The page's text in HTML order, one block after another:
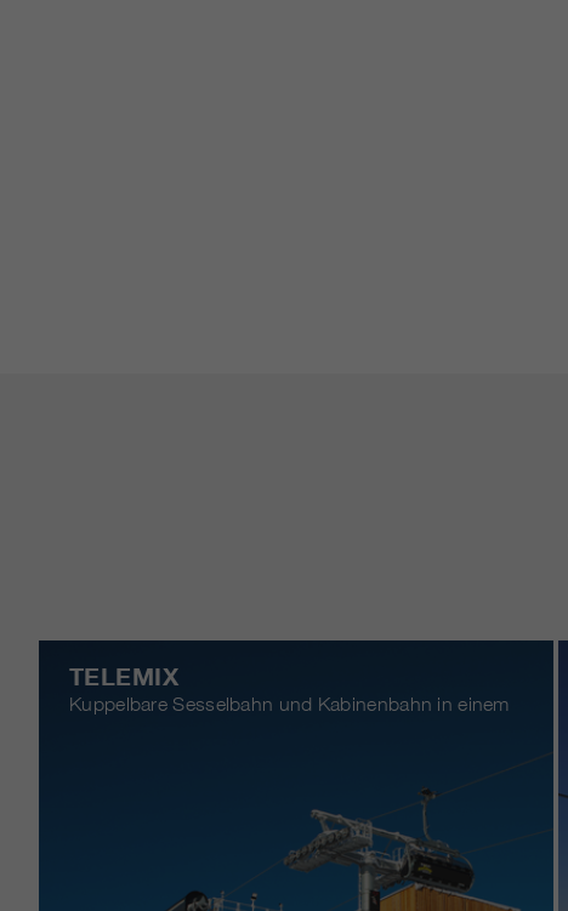
TELEMIX
Kuppelbare Sesselbahn und Kabinenbahn in einem